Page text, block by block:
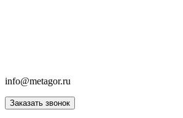
info@metagor.ru
Заказать звонок